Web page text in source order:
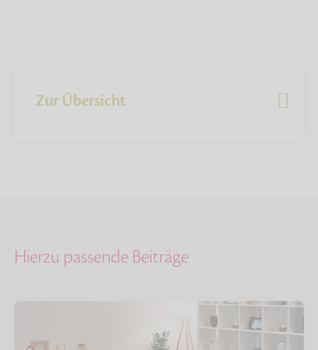
Zur Übersicht
Hierzu passende Beiträge